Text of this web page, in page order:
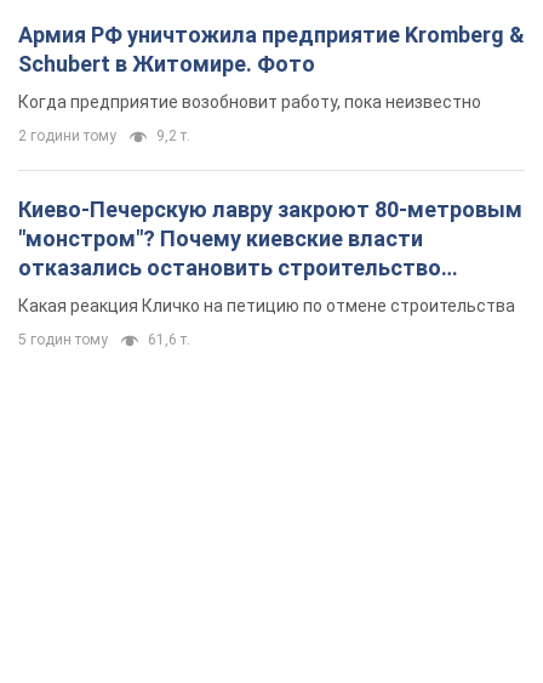
Армия РФ уничтожила предприятие Kromberg &
Schubert в Житомире. Фото
Когда предприятие возобновит работу, пока неизвестно
2 години тому 9,2 т.
Киево-Печерскую лавру закроют 80-метровым
"монстром"? Почему киевские власти
отказались остановить строительство
небоскреба "московского верующего"
Какая реакция Кличко на петицию по отмене строительства
5 годин тому 61,6 т.